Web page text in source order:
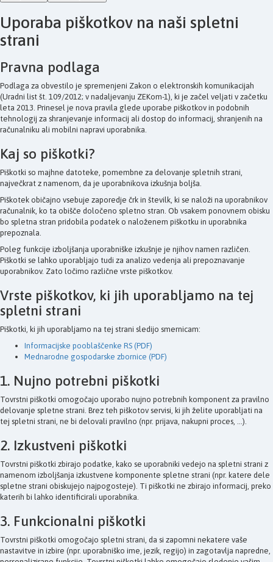
Uporaba piškotkov na naši spletni
strani
Pravna podlaga
Podlaga za obvestilo je spremenjeni Zakon o elektronskih komunikacijah
(Uradni list št. 109/2012; v nadaljevanju ZEKom-1), ki je začel veljati v začetku
leta 2013. Prinesel je nova pravila glede uporabe piškotkov in podobnih
tehnologij za shranjevanje informacij ali dostop do informacij, shranjenih na
računalniku ali mobilni napravi uporabnika.
Kaj so piškotki?
Piškotki so majhne datoteke, pomembne za delovanje spletnih strani,
največkrat z namenom, da je uporabnikova izkušnja boljša.
Piškotek običajno vsebuje zaporedje črk in številk, ki se naloži na uporabnikov
računalnik, ko ta obišče določeno spletno stran. Ob vsakem ponovnem obisku
bo spletna stran pridobila podatek o naloženem piškotku in uporabnika
prepoznala.
Poleg funkcije izboljšanja uporabniške izkušnje je njihov namen različen.
Piškotki se lahko uporabljajo tudi za analizo vedenja ali prepoznavanje
uporabnikov. Zato ločimo različne vrste piškotkov.
Vrste piškotkov, ki jih uporabljamo na tej
spletni strani
Piškotki, ki jih uporabljamo na tej strani sledijo smernicam:
Informacijske pooblaščenke RS (PDF)
Mednarodne gospodarske zbornice (PDF)
1. Nujno potrebni piškotki
Tovrstni piškotki omogočajo uporabo nujno potrebnih komponent za pravilno
delovanje spletne strani. Brez teh piškotov servisi, ki jih želite uporabljati na
tej spletni strani, ne bi delovali pravilno (npr. prijava, nakupni proces, ...).
2. Izkustveni piškotki
Tovrstni piškotki zbirajo podatke, kako se uporabniki vedejo na spletni strani z
namenom izboljšanja izkustvene komponente spletne strani (npr. katere dele
spletne strani obiskujejo najpogosteje). Ti piškotki ne zbirajo informacij, preko
katerih bi lahko identificirali uporabnika.
3. Funkcionalni piškotki
Tovrstni piškotki omogočajo spletni strani, da si zapomni nekatere vaše
nastavitve in izbire (npr. uporabniško ime, jezik, regijo) in zagotavlja napredne,